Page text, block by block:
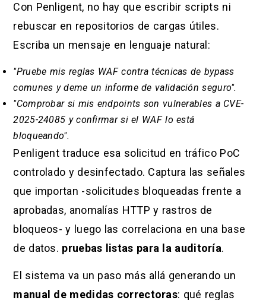
Con Penligent, no hay que escribir scripts ni
rebuscar en repositorios de cargas útiles.
Escriba un mensaje en lenguaje natural:
"Pruebe mis reglas WAF contra técnicas de bypass
comunes y deme un informe de validación seguro".
"Comprobar si mis endpoints son vulnerables a CVE-
2025-24085 y confirmar si el WAF lo está
bloqueando".
Penligent traduce esa solicitud en tráfico PoC
controlado y desinfectado. Captura las señales
que importan -solicitudes bloqueadas frente a
aprobadas, anomalías HTTP y rastros de
bloqueos- y luego las correlaciona en una base
de datos. pruebas listas para la auditoría.
El sistema va un paso más allá generando un
manual de medidas correctoras: qué reglas